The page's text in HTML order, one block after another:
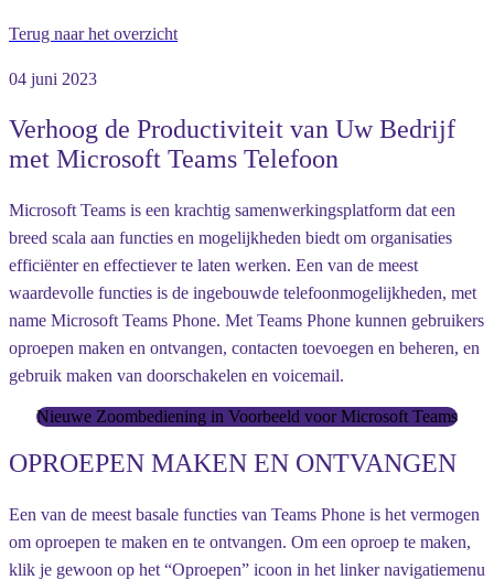
Terug naar het overzicht
04 juni 2023
Verhoog de Productiviteit van Uw Bedrijf
met Microsoft Teams Telefoon
Microsoft Teams is een krachtig samenwerkingsplatform dat een
breed scala aan functies en mogelijkheden biedt om organisaties
efficiënter en effectiever te laten werken. Een van de meest
waardevolle functies is de ingebouwde telefoonmogelijkheden, met
name Microsoft Teams Phone. Met Teams Phone kunnen gebruikers
oproepen maken en ontvangen, contacten toevoegen en beheren, en
gebruik maken van doorschakelen en voicemail.
Nieuwe Zoombediening in Voorbeeld voor Microsoft Teams
OPROEPEN MAKEN EN ONTVANGEN
Een van de meest basale functies van Teams Phone is het vermogen
om oproepen te maken en te ontvangen. Om een oproep te maken,
klik je gewoon op het “Oproepen” icoon in het linker navigatiemenu